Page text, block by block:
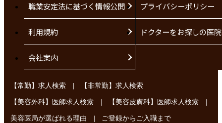
職業安定法に基づく情報公開 プライバシーポリシー
利用規約 ドクターをお探しの医
会社案内
【常勤】求人検索 | 【非常勤】求人検索
【美容外科】医師求人検索 | 【美容皮膚科】医師求人検索 |
美容医局が選ばれる理由 | ご登録からご入職まで